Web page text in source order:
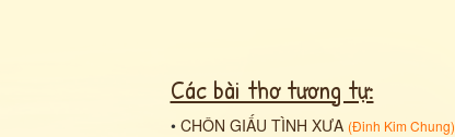
Các bài thơ tương tự:
• CHÔN GIẤU TÌNH XƯA (Đinh Kim Chung)